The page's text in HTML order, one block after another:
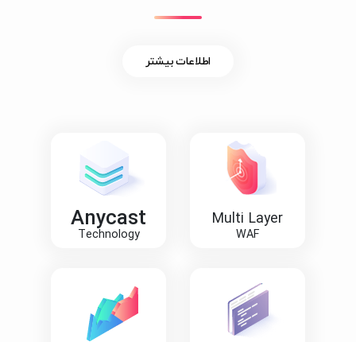
اطلاعات بیشتر
Multi Layer
WAF
Anycast
Technology